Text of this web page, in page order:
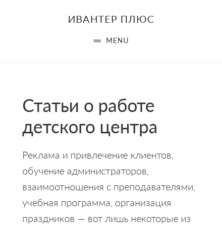
ИВАНТЕР ПЛЮС
MENU
Статьи о работе
детского центра
Реклама и привлечение клиентов,
обучение администраторов,
взаимоотношения с преподавателями,
учебная программа, организация
праздников — вот лишь некоторые из